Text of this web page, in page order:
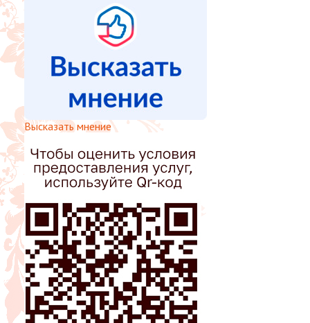
Высказать мнение